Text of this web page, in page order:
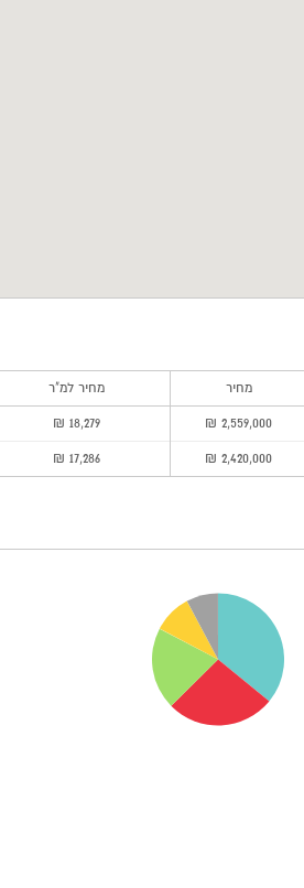
מחיר מחיר למ"ר
2,559,000 ₪
18,279 ₪
2,420,000 ₪
17,286 ₪